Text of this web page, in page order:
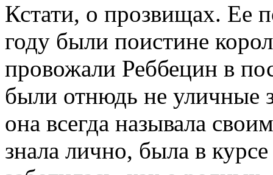
Кстати, о прозвищах. Ее
году были поистине
провожали Реббецин в
были отнюдь не уличные
она всегда называла
знала лично, была в